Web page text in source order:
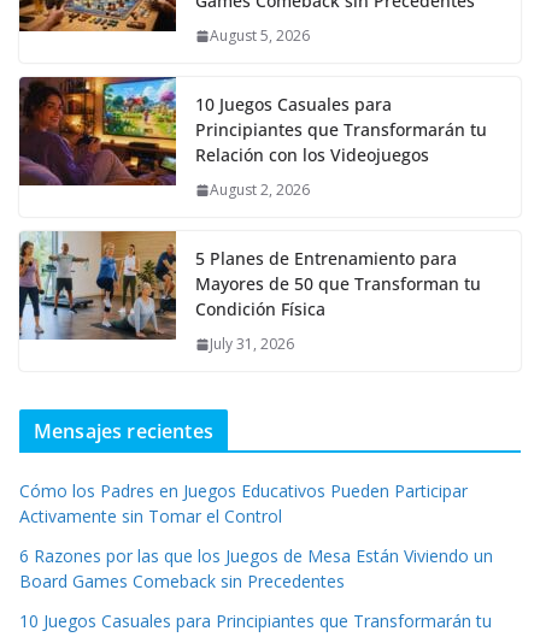
August 5, 2026
10 Juegos Casuales para
Principiantes que Transformarán tu
Relación con los Videojuegos
August 2, 2026
5 Planes de Entrenamiento para
Mayores de 50 que Transforman tu
Condición Física
July 31, 2026
Mensajes recientes
Cómo los Padres en Juegos Educativos Pueden Participar
Activamente sin Tomar el Control
6 Razones por las que los Juegos de Mesa Están Viviendo un
Board Games Comeback sin Precedentes
10 Juegos Casuales para Principiantes que Transformarán tu